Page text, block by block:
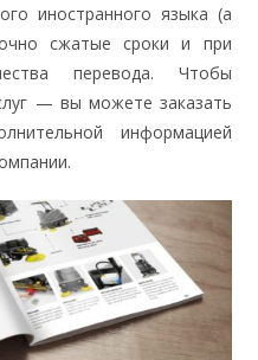
иностранного языка (а
сжатые сроки и при
перевода. Чтобы
— вы можете заказать
информацией